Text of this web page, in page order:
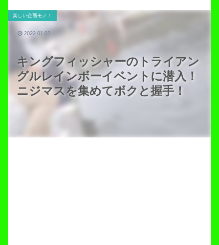
キングフィッシャーのトライアン
グルレインボーイベントに潜入！
ニジマスを集めてボクと握手！
楽しい企画モノ！
2022.01.02